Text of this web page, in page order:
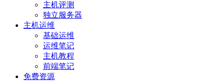
主机评测
独立服务器
主机运维
基础运维
运维笔记
主机教程
前端笔记
免费资源